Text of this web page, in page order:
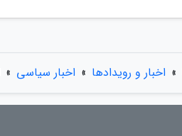
» اخبار و رویدادها » اخبار سیاسی »